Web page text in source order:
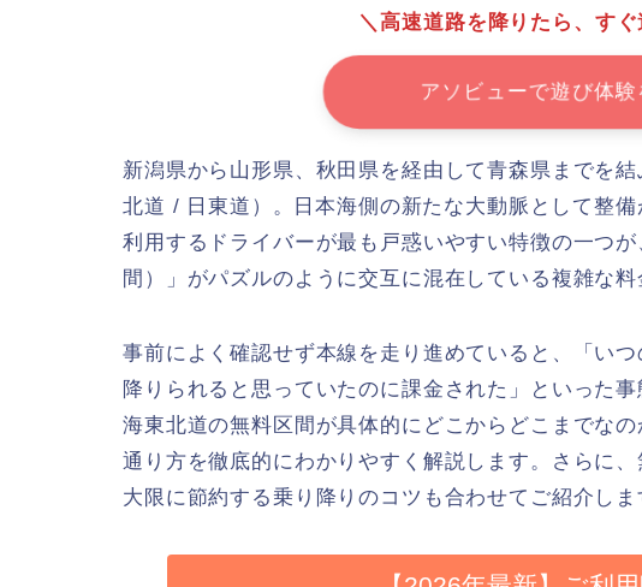
＼高速道路を降りたら、す
アソビューで遊び体
新潟県から山形県、秋田県を経由して青森県までを
北道 / 日東道）。日本海側の新たな大動脈として整
利用するドライバーが最も戸惑いやすい特徴の一つ
間）」がパズルのように交互に混在している複雑な料
事前によく確認せず本線を走り進めていると、「い
降りられると思っていたのに課金された」といった
海東北道の無料区間が具体的にどこからどこまでな
通り方を徹底的にわかりやすく解説します。さらに
大限に節約する乗り降りのコツも合わせてご紹介しま